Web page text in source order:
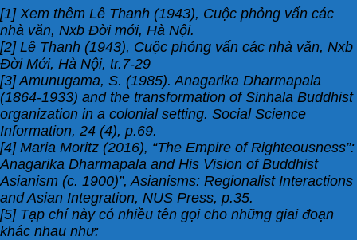
[1] Xem thêm Lê Thanh (1943), Cuộc phỏng vấn các
nhà văn, Nxb Đời mới, Hà Nội.
[2] Lê Thanh (1943), Cuộc phỏng vấn các nhà văn, Nxb
Đời Mới, Hà Nội, tr.7-29
[3] Amunugama, S. (1985). Anagarika Dharmapala
(1864-1933) and the transformation of Sinhala Buddhist
organization in a colonial setting. Social Science
Information, 24 (4), p.69.
[4] Maria Moritz (2016), “The Empire of Righteousness”:
Anagarika Dharmapala and His Vision of Buddhist
Asianism (c. 1900)”, Asianisms: Regionalist Interactions
and Asian Integration, NUS Press, p.35.
[5] Tạp chí này có nhiều tên gọi cho những giai đoạn
khác nhau như: